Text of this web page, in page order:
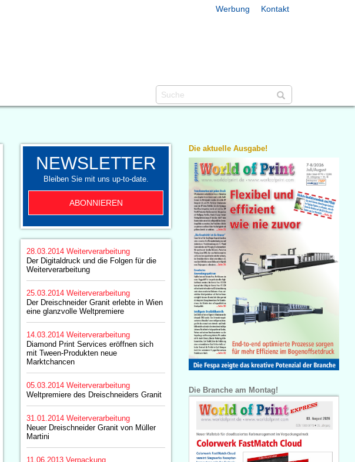
Werbung Kontakt
NEWSLETTER
Bleiben Sie mit uns up-to-date.
ABONNIEREN
28.03.2014 Weiterverarbeitung
Der Digitaldruck und die Folgen für die
Weiterverarbeitung
25.03.2014 Weiterverarbeitung
Der Dreischneider Granit erlebte in Wien
eine glanzvolle Weltpremiere
14.03.2014 Weiterverarbeitung
Diamond Print Services eröffnen sich
mit Tween-Produkten neue
Marktchancen
05.03.2014 Weiterverarbeitung
Weltpremiere des Dreischneiders Granit
31.01.2014 Weiterverarbeitung
Neuer Dreischneider Granit von Müller
Martini
11.06.2013 Verpackung
Die aktuelle Ausgabe!
Die Branche am Montag!